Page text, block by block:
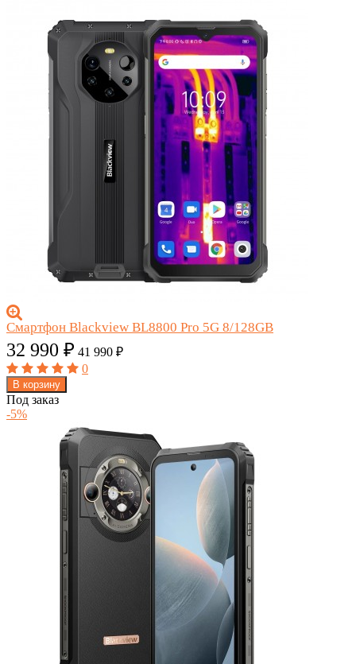
Смартфон Blackview BL8800 Pro 5G 8/128GB
32 990 ₽ 41 990 ₽
0
В корзину
Под заказ
-5%